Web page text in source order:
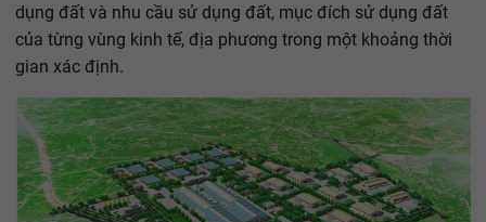
dụng đất và nhu cầu sử dụng đất, mục đích sử dụng đất
của từng vùng kinh tế, địa phương trong một khoảng thời
gian xác định.